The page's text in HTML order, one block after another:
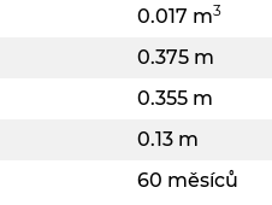
0.017 m3
0.375 m
0.355 m
0.13 m
60 měsíců